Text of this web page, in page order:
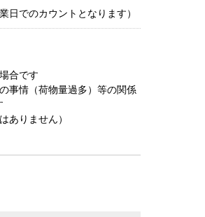
日でのカウントとなります）
合です
事情（荷物量過多）等の関係
ありません）